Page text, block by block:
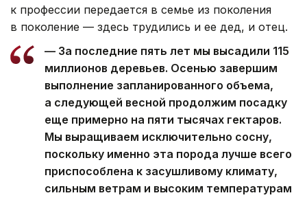
к профессии передается в семье из поколения
в поколение — здесь трудились и ее дед, и отец.
— За последние пять лет мы высадили 115
миллионов деревьев. Осенью завершим
выполнение запланированного объема,
а следующей весной продолжим посадку
еще примерно на пяти тысячах гектаров.
Мы выращиваем исключительно сосну,
поскольку именно эта порода лучше всего
приспособлена к засушливому климату,
сильным ветрам и высоким температурам